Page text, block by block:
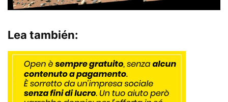
Lea también: